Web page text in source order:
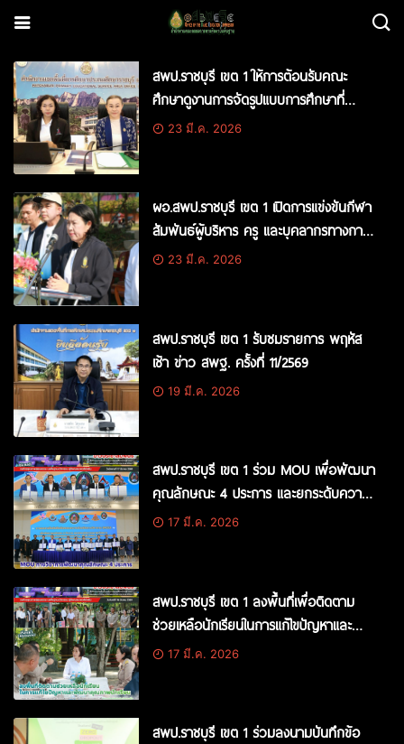
สพป.ราชบุรี เขต 1 ให้การต้อนรับคณะ
ศึกษาดูงานการจัดรูปแบบการศึกษาที่
ยืดหยุ่น
23 มี.ค. 2026
ผอ.สพป.ราชบุรี เขต 1 เปิดการแข่งขันกีฬา
สัมพันธ์ผู้บริหาร ครู และบุคลากรทางการ
ศึกษา23 มี.ค. 2026
สพป.ราชบุรี เขต 1 รับชมรายการ พฤหัส
เช้า ข่าว สพฐ. ครั้งที่ 11/2569
19 มี.ค. 2026
สพป.ราชบุรี เขต 1 ร่วม MOU เพื่อพัฒนา
คุณลักษณะ 4 ประการ และยกระดับความ
ฉลาดรู้
17 มี.ค. 2026
สพป.ราชบุรี เขต 1 ลงพื้นที่เพื่อติดตาม
ช่วยเหลือนักเรียนในการแก้ไขปัญหาและ
พัฒนาคุณภาพนักเรียน
17 มี.ค. 2026
สพป.ราชบุรี เขต 1 ร่วมลงนามบันทึกข้อ